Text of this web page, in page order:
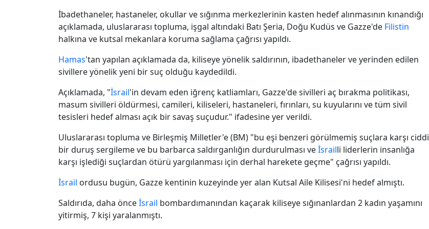
İbadethaneler, hastaneler, okullar ve sığınma merkezlerinin kasten hedef alınmasının kınandığı
açıklamada, uluslararası topluma, işgal altındaki Batı Şeria, Doğu Kudüs ve Gazze'de Filistin
halkına ve kutsal mekanlara koruma sağlama çağrısı yapıldı.
Hamas'tan yapılan açıklamada da, kiliseye yönelik saldırının, ibadethaneler ve yerinden edilen
sivillere yönelik yeni bir suç olduğu kaydedildi.
Açıklamada, "İsrail'in devam eden iğrenç katliamları, Gazze'de sivilleri aç bırakma politikası,
masum sivilleri öldürmesi, camileri, kiliseleri, hastaneleri, fırınları, su kuyularını ve tüm sivil
tesisleri hedef alması açık bir savaş suçudur." ifadesine yer verildi.
Uluslararası topluma ve Birleşmiş Milletler'e (BM) "bu eşi benzeri görülmemiş suçlara karşı ciddi
bir duruş sergileme ve bu barbarca saldırganlığın durdurulması veİsrailli liderlerin insanlığa
karşı işlediği suçlardan ötürü yargılanması için derhal harekete geçme" çağrısı yapıldı.
İsrail ordusu bugün, Gazze kentinin kuzeyinde yer alan Kutsal Aile Kilisesi'ni hedef almıştı.
Saldırıda, daha önceİsrail bombardımanından kaçarak kiliseye sığınanlardan 2 kadın yaşamını
yitirmiş, 7 kişi yaralanmıştı.